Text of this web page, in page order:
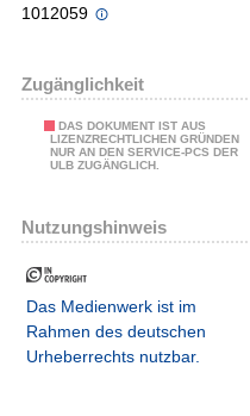
1012059
Zugänglichkeit
DAS DOKUMENT IST AUS
LIZENZRECHTLICHEN GRÜNDEN
NUR AN DEN SERVICE-PCS DER
ULB ZUGÄNGLICH.
Nutzungshinweis
Das Medienwerk ist im
Rahmen des deutschen
Urheberrechts nutzbar.